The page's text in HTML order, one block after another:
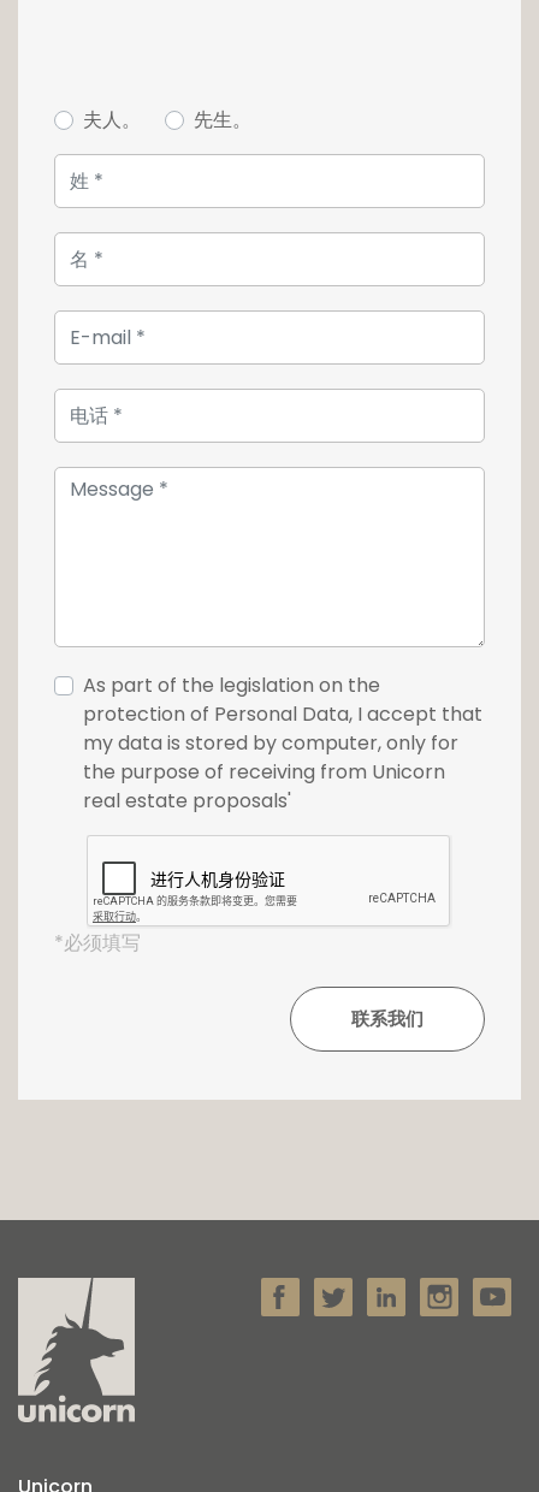
夫人。 先生。
As part of the legislation on the
protection of Personal Data, I accept that
my data is stored by computer, only for
the purpose of receiving from Unicorn
real estate proposals'
*必须填写
Unicorn